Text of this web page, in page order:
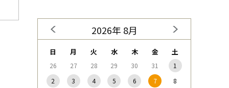
2026年 8月
日 月 火 水 木 金 土
26 27 28 29 30 31
1
2
3 4 5 6 7
8